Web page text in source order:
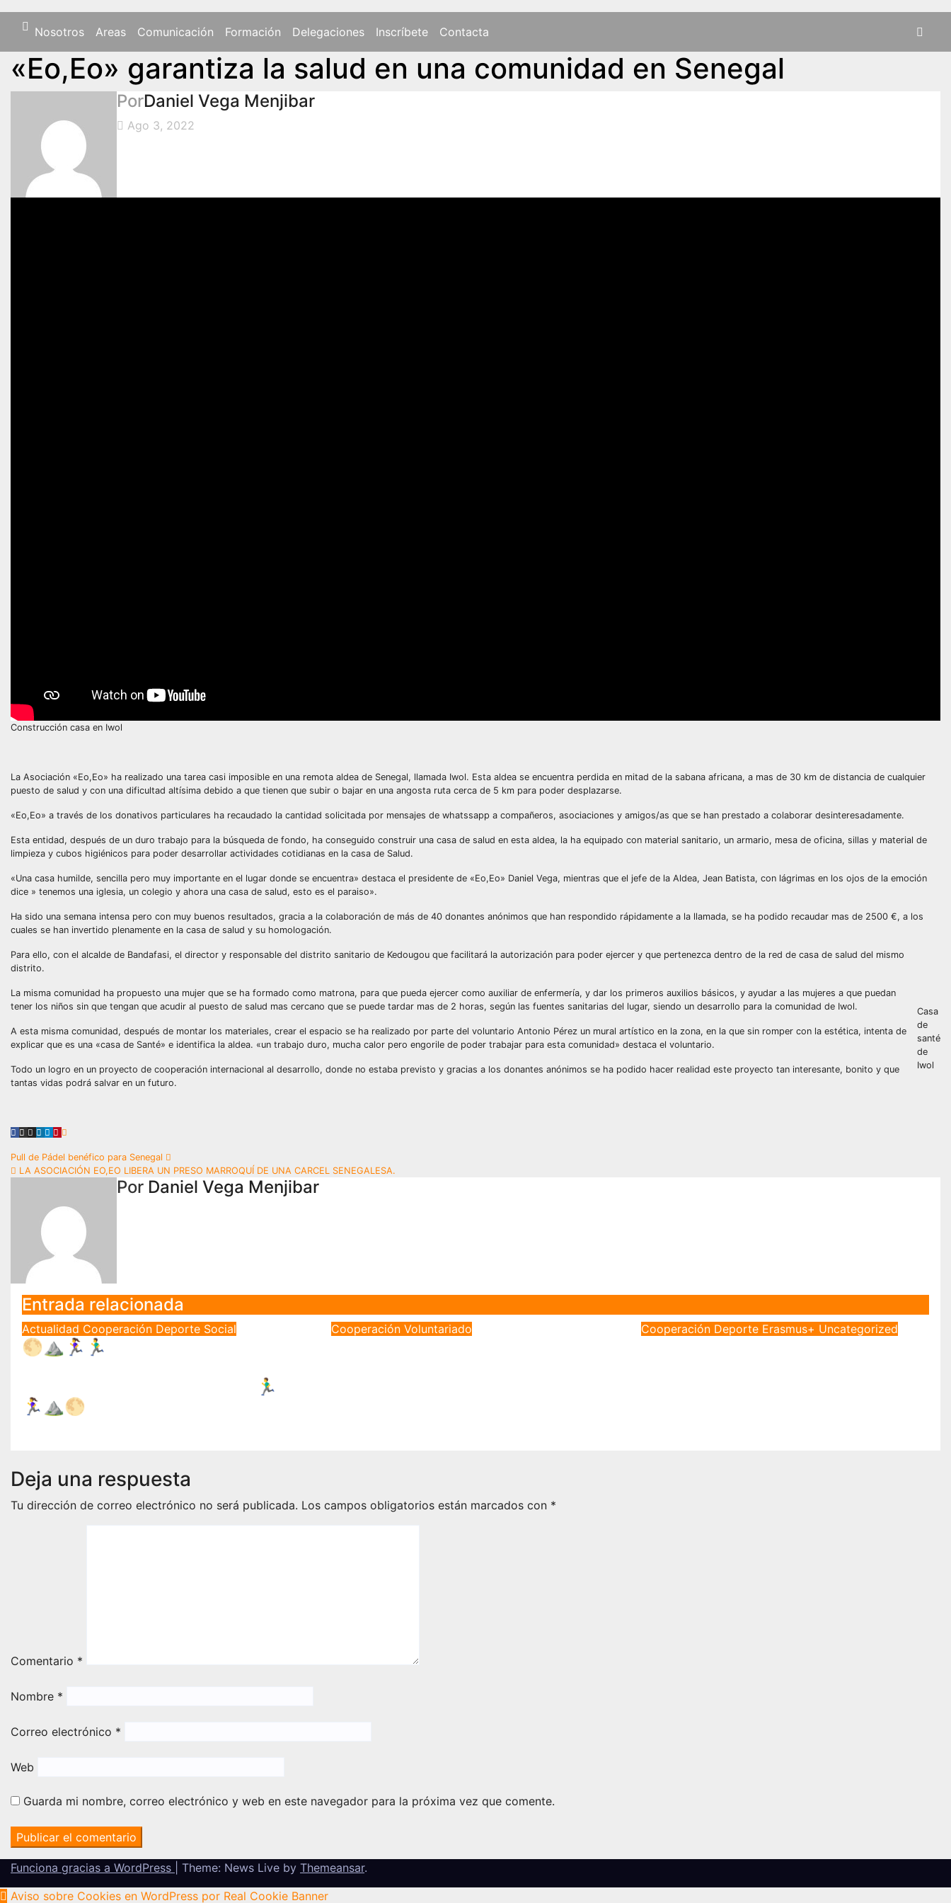
Nosotros Areas Comunicación Formación Delegaciones Inscríbete Contacta
«Eo,Eo» garantiza la salud en una comunidad en Senegal
PorDaniel Vega Menjibar
Ago 3, 2022
Construcción casa en Iwol
La Asociación «Eo,Eo» ha realizado una tarea casi imposible en una remota aldea de Senegal, llamada Iwol. Esta aldea se encuentra perdida en mitad de la sabana africana, a mas de 30 km de distancia de cualquier
puesto de salud y con una dificultad altísima debido a que tienen que subir o bajar en una angosta ruta cerca de 5 km para poder desplazarse.
«Eo,Eo» a través de los donativos particulares ha recaudado la cantidad solicitada por mensajes de whatssapp a compañeros, asociaciones y amigos/as que se han prestado a colaborar desinteresadamente.
Esta entidad, después de un duro trabajo para la búsqueda de fondo, ha conseguido construir una casa de salud en esta aldea, la ha equipado con material sanitario, un armario, mesa de oficina, sillas y material de
limpieza y cubos higiénicos para poder desarrollar actividades cotidianas en la casa de Salud.
«Una casa humilde, sencilla pero muy importante en el lugar donde se encuentra» destaca el presidente de «Eo,Eo» Daniel Vega, mientras que el jefe de la Aldea, Jean Batista, con lágrimas en los ojos de la emoción
dice » tenemos una iglesia, un colegio y ahora una casa de salud, esto es el paraiso».
Ha sido una semana intensa pero con muy buenos resultados, gracia a la colaboración de más de 40 donantes anónimos que han respondido rápidamente a la llamada, se ha podido recaudar mas de 2500 €, a los
cuales se han invertido plenamente en la casa de salud y su homologación.
Para ello, con el alcalde de Bandafasi, el director y responsable del distrito sanitario de Kedougou que facilitará la autorización para poder ejercer y que pertenezca dentro de la red de casa de salud del mismo
distrito.
Casa
de
santé
de
Iwol
La misma comunidad ha propuesto una mujer que se ha formado como matrona, para que pueda ejercer como auxiliar de enfermería, y dar los primeros auxilios básicos, y ayudar a las mujeres a que puedan
tener los niños sin que tengan que acudir al puesto de salud mas cercano que se puede tardar mas de 2 horas, según las fuentes sanitarias del lugar, siendo un desarrollo para la comunidad de Iwol.
A esta misma comunidad, después de montar los materiales, crear el espacio se ha realizado por parte del voluntario Antonio Pérez un mural artístico en la zona, en la que sin romper con la estética, intenta de
explicar que es una «casa de Santé» e identifica la aldea. «un trabajo duro, mucha calor pero engorile de poder trabajar para esta comunidad» destaca el voluntario.
Todo un logro en un proyecto de cooperación internacional al desarrollo, donde no estaba previsto y gracias a los donantes anónimos se ha podido hacer realidad este proyecto tan interesante, bonito y que
tantas vidas podrá salvar en un futuro.
Navegación
entradas
Pull de Pádel benéfico para Senegal
LA ASOCIACIÓN EO,EO LIBERA UN PRESO MARROQUÍ DE UNA CARCEL SENEGALESA.
Por Daniel Vega Menjibar
Entrada relacionada
Actualidad Cooperación Deporte Social
🌕⛰️🏃‍♀️🏃‍♂️GRAN ACOGIDA DE LA
SOLIDARIA «LOQUEO TRAIL»🏃‍♂️
🏃‍♀️⛰️🌕
CooperaciónVoluntariado Cooperación Deporte Erasmus+ Uncategorized
Deja una respuesta
Tu dirección de correo electrónico no será publicada. Los campos obligatorios están marcados con *
Comentario *
Nombre *
Correo electrónico *
Web
Guarda mi nombre, correo electrónico y web en este navegador para la próxima vez que comente.
Funciona gracias a WordPress Theme: News Live by Themeansar.
Aviso sobre Cookies en WordPress por Real Cookie Banner